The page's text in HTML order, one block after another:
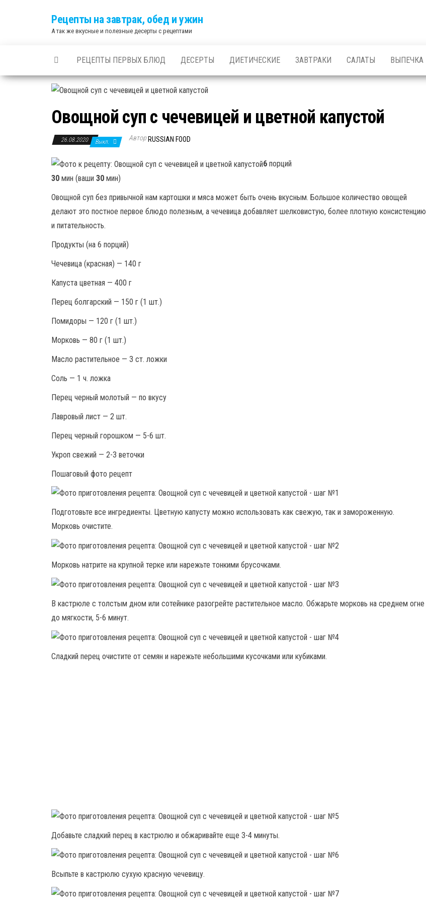
Рецепты на завтрак, обед и ужин
А так же вкусные и полезные десерты с рецептами
РЕЦЕПТЫ ПЕРВЫХ БЛЮД ДЕСЕРТЫ ДИЕТИЧЕСКИЕ ЗАВТРАКИ САЛАТЫ ВЫПЕЧКА
Овощной суп с чечевицей и цветной капустой
26.08.2020 Выкл. Автор RUSSIAN FOOD
6 порций
30 мин (ваши 30 мин)
Овощной суп без привычной нам картошки и мяса может быть очень вкусным. Большое количество овощей
делают это постное первое блюдо полезным, а чечевица добавляет шелковистую, более плотную консистенцию
и питательность.
Продукты (на 6 порций)
Чечевица (красная) — 140 г
Капуста цветная — 400 г
Перец болгарский — 150 г (1 шт.)
Помидоры — 120 г (1 шт.)
Морковь — 80 г (1 шт.)
Масло растительное — 3 ст. ложки
Соль — 1 ч. ложка
Перец черный молотый — по вкусу
Лавровый лист — 2 шт.
Перец черный горошком — 5-6 шт.
Укроп свежий — 2-3 веточки
Пошаговый фото рецепт
Подготовьте все ингредиенты. Цветную капусту можно использовать как свежую, так и замороженную.
Морковь очистите.
Морковь натрите на крупной терке или нарежьте тонкими брусочками.
В кастрюле с толстым дном или сотейнике разогрейте растительное масло. Обжарьте морковь на среднем огне
до мягкости, 5-6 минут.
Сладкий перец очистите от семян и нарежьте небольшими кусочками или кубиками.
Добавьте сладкий перец в кастрюлю и обжаривайте еще 3-4 минуты.
Всыпьте в кастрюлю сухую красную чечевицу.